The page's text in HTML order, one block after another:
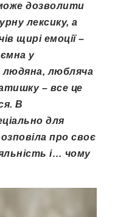
дозволити
лексику, а
щирі емоції –
у
людяна, любляча
– все це
В
для
про своє
і… чому